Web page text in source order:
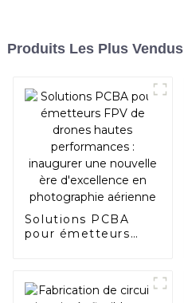
Produits Les Plus Vendus
Solutions PCBA
pour émetteurs
inaugurer une